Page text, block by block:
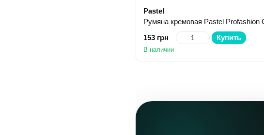
Pastel
153 грн
Купить
В наличии